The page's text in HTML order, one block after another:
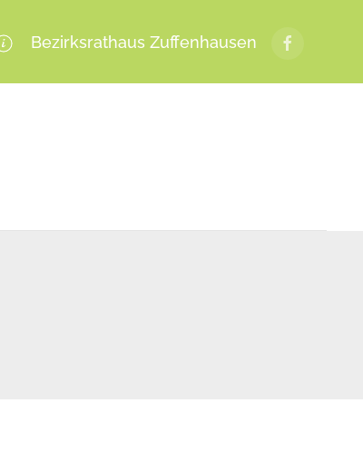
Bezirksrathaus Zuffenhausen